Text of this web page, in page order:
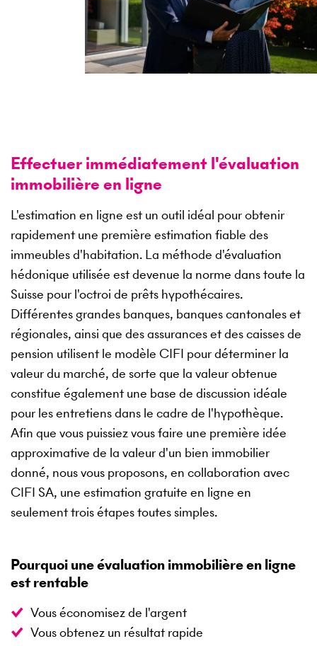
Effectuer immédiatement l'évaluation
immobilière en ligne
L'estimation en ligne est un outil idéal pour obtenir
rapidement une première estimation fiable des
immeubles d'habitation. La méthode d'évaluation
hédonique utilisée est devenue la norme dans toute la
Suisse pour l'octroi de prêts hypothécaires.
Différentes grandes banques, banques cantonales et
régionales, ainsi que des assurances et des caisses de
pension utilisent le modèle CIFI pour déterminer la
valeur du marché, de sorte que la valeur obtenue
constitue également une base de discussion idéale
pour les entretiens dans le cadre de l'hypothèque.
Afin que vous puissiez vous faire une première idée
approximative de la valeur d'un bien immobilier
donné, nous vous proposons, en collaboration avec
CIFI SA, une estimation gratuite en ligne en
seulement trois étapes toutes simples.
Pourquoi une évaluation immobilière en ligne
est rentable
Vous économisez de l'argent
Vous obtenez un résultat rapide